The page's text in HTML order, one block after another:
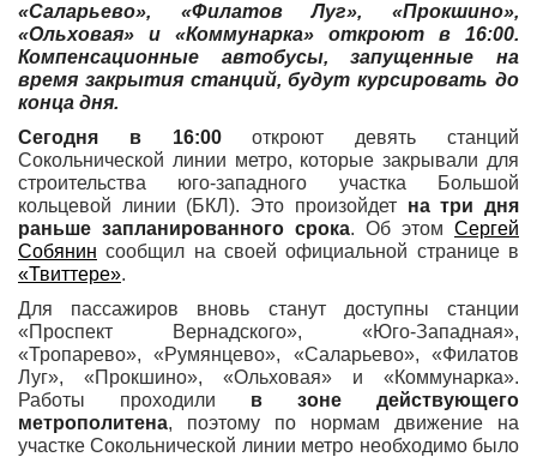
«Саларьево», «Филатов Луг», «Прокшино»,
«Ольховая» и «Коммунарка» откроют в 16:00.
Компенсационные автобусы, запущенные на
время закрытия станций, будут курсировать до
конца дня.
Сегодня в 16:00откроют девять станций
Сокольнической линии метро, которые закрывали для
строительства юго-западного участка Большой
кольцевой линии (БКЛ). Это произойдет на три дня
раньше запланированного срока. Об этом Сергей
Собянин сообщил на своей официальной странице в
«Твиттере».
Для пассажиров вновь станут доступны станции
«Проспект Вернадского», «Юго-Западная»,
«Тропарево», «Румянцево», «Саларьево», «Филатов
Луг», «Прокшино», «Ольховая» и «Коммунарка».
Работы проходили в зоне действующего
метрополитена, поэтому по нормам движение на
участке Сокольнической линии метро необходимо было